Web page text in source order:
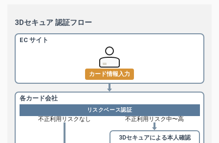
3Dセキュア 認証フロー
EC サイト
カード情報入力
各カード会社
リスクベース認証
不正利用リスクなし 不正利用リスク中〜高
3Dセキュアによる本人確認